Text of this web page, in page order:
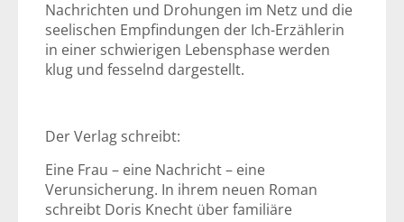
Nachrichten und Drohungen im Netz und die
seelischen Empfindungen der Ich-Erzählerin
in einer schwierigen Lebensphase werden
klug und fesselnd dargestellt.
Der Verlag schreibt:
Eine Frau – eine Nachricht – eine
Verunsicherung. In ihrem neuen Roman
schreibt Doris Knecht über familiäre